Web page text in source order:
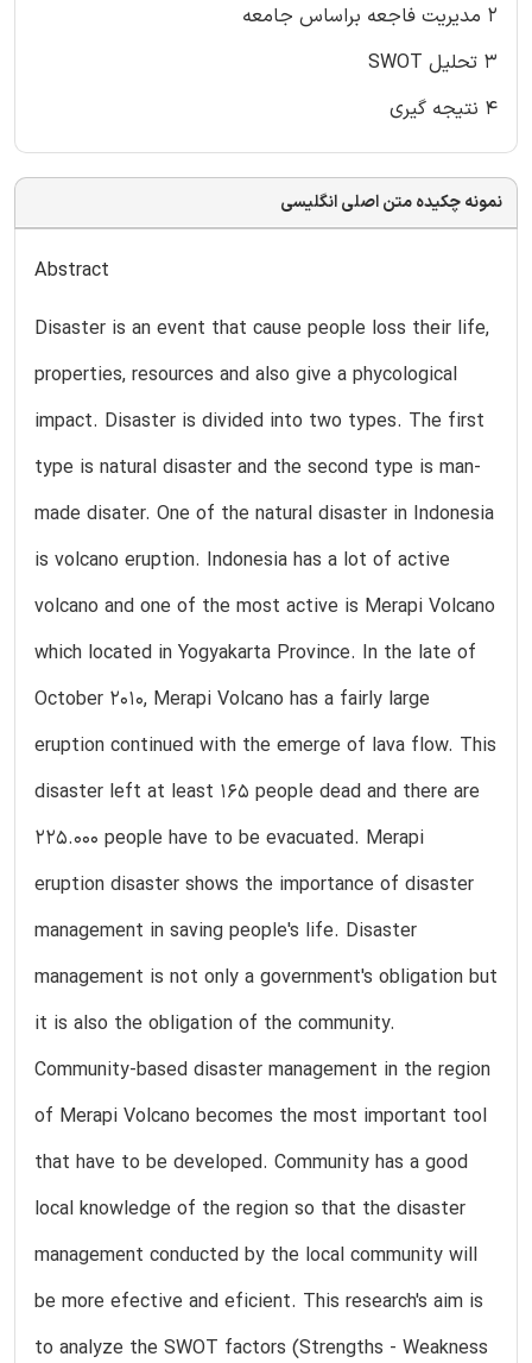
۲ مدیریت فاجعه براساس جامعه
۳ تحلیل SWOT
۴ نتیجه گیری
نمونه چکیده متن اصلی انگلیسی
Abstract
Disaster is an event that cause people loss their life,
properties, resources and also give a phycological
impact. Disaster is divided into two types. The first
type is natural disaster and the second type is man-
made disater. One of the natural disaster in Indonesia
is volcano eruption. Indonesia has a lot of active
volcano and one of the most active is Merapi Volcano
which located in Yogyakarta Province. In the late of
October 2010, Merapi Volcano has a fairly large
eruption continued with the emerge of lava flow. This
disaster left at least 165 people dead and there are
225.000 people have to be evacuated. Merapi
eruption disaster shows the importance of disaster
management in saving people's life. Disaster
management is not only a government's obligation but
it is also the obligation of the community.
Community-based disaster management in the region
of Merapi Volcano becomes the most important tool
that have to be developed. Community has a good
local knowledge of the region so that the disaster
management conducted by the local community will
be more efective and eficient. This research's aim is
to analyze the SWOT factors (Strengths - Weakness